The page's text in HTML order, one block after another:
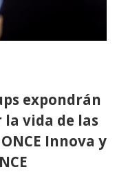
expondrán
vida de las
Innova y